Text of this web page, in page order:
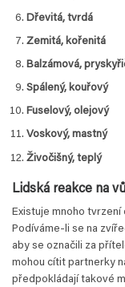
Dřevitá, tvrdá
Zemitá, kořenitá
Balzámová,
Spálený, kouřový
Fuselový, olejový
Voskový, mastný
Živočišný, teplý
Lidská reakce na
Existuje mnoho tvrzení
Podíváme-li se na
aby se označili za
mohou cítit partnerky
předpokládají takové